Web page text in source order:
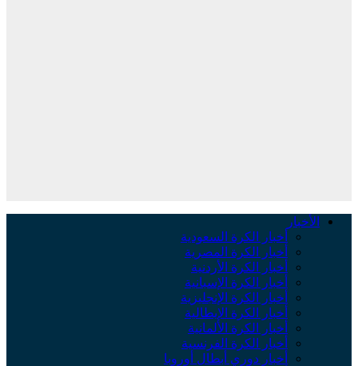
أخبار الكرة السعودية
أخبار الكرة المصرية
أخبار الكرة الأردنية
أخبار الكرة الإسبانية
أخبار الكرة الإنجليزية
أخبار الكرة الإيطالية
أخبار الكرة الألمانية
أخبار الكرة الفرنسية
أخبار دوري أبطال أوروبا